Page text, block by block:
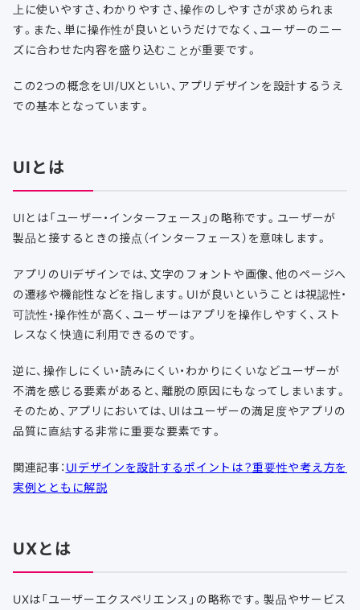
上に使いやすさ、わかりやすさ、操作のしやすさが求められま
す。また、単に操作性が良いというだけでなく、ユーザーのニー
ズに合わせた内容を盛り込むことが重要です。
この2つの概念をUI/UXといい、アプリデザインを設計するうえ
での基本となっています。
UIとは
UIとは「ユーザー・インターフェース」の略称です。ユーザーが
製品と接するときの接点（インターフェース）を意味します。
アプリのUIデザインでは、文字のフォントや画像、他のページへ
の遷移や機能性などを指します。UIが良いということは視認性・
可読性・操作性が高く、ユーザーはアプリを操作しやすく、スト
レスなく快適に利用できるのです。
逆に、操作しにくい・読みにくい・わかりにくいなどユーザーが
不満を感じる要素があると、離脱の原因にもなってしまいます。
そのため、アプリにおいては、UIはユーザーの満足度やアプリの
品質に直結する非常に重要な要素です。
関連記事： UIデザインを設計するポイントは？重要性や考え方を
実例とともに解説
UXとは
UXは「ユーザーエクスペリエンス」の略称です。製品やサービス